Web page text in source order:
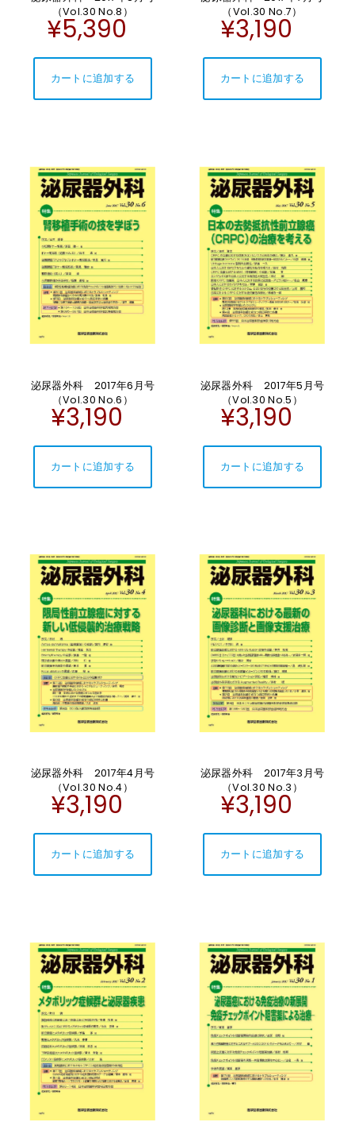
（Vol.30 No.8）
¥5,390
（Vol.30 No.7）
¥3,190
泌尿器外科 2017年6月号
（Vol.30 No.6）
¥3,190
泌尿器外科 2017年5月号
（Vol.30 No.5）
¥3,190
泌尿器外科 2017年4月号
（Vol.30 No.4）
¥3,190
泌尿器外科 2017年3月号
（Vol.30 No.3）
¥3,190